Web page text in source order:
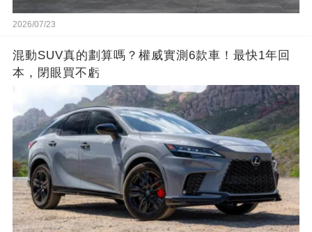
2026/07/23
混動SUV真的劃算嗎？權威實測6款車！最快1年回
本，閉眼買不虧